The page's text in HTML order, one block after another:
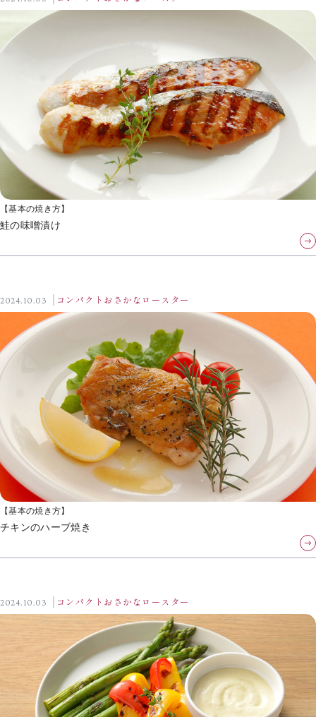
【基本の焼き方】
鮭の味噌漬け
2024.10.03 コンパクトおさかなロースター
【基本の焼き方】
チキンのハーブ焼き
2024.10.03 コンパクトおさかなロースター